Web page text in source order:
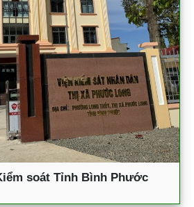
soát Tỉnh Bình Phước